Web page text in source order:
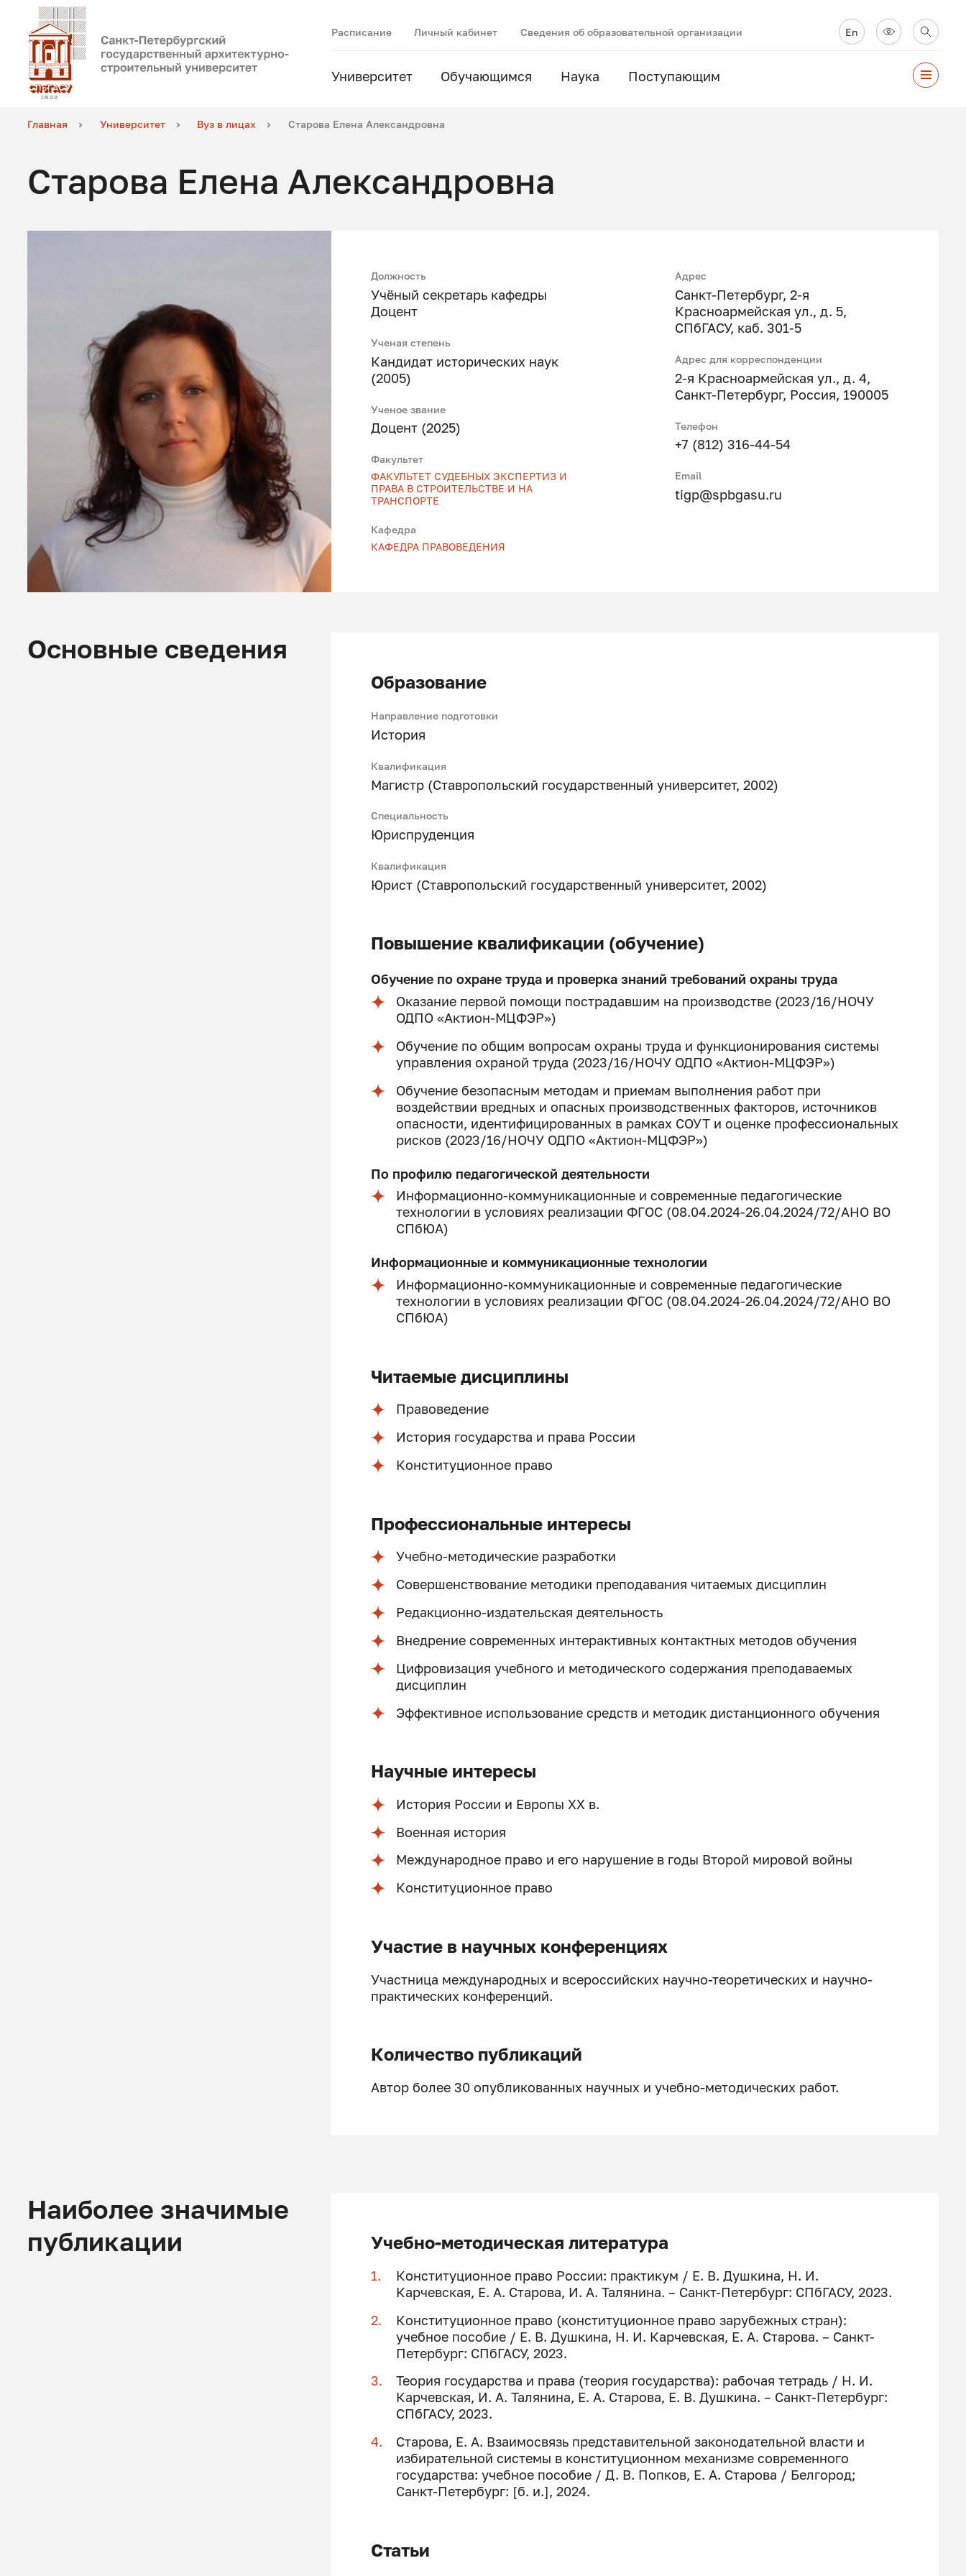
Расписание Личный кабинет Сведения об образовательной организации En
Университет Обучающимся Наука Поступающим
Главная Университет Вуз в лицах Старова Елена Александровна
Старова Елена Александровна
Должность
Учёный секретарь кафедры
Доцент
Ученая степень
Кандидат исторических наук
(2005)
Ученое звание
Доцент (2025)
Факультет
ФАКУЛЬТЕТ СУДЕБНЫХ ЭКСПЕРТИЗ И
ПРАВА В СТРОИТЕЛЬСТВЕ И НА
ТРАНСПОРТЕ
Кафедра
КАФЕДРА ПРАВОВЕДЕНИЯ
Адрес
Санкт-Петербург, 2-я
Красноармейская ул., д. 5,
СПбГАСУ, каб. 301-5
Адрес для корреспонденции
2-я Красноармейская ул., д. 4,
Санкт-Петербург, Россия, 190005
Телефон
+7 (812) 316-44-54
Email
tigp@spbgasu.ru
Основные сведения
Образование
Направление подготовки
История
Квалификация
Магистр (Ставропольский государственный университет, 2002)
Специальность
Юриспруденция
Квалификация
Юрист (Ставропольский государственный университет, 2002)
Повышение квалификации (обучение)
Обучение по охране труда и проверка знаний требований охраны труда
Оказание первой помощи пострадавшим на производстве (2023/16/НОЧУ
ОДПО «Актион-МЦФЭР»)
Обучение по общим вопросам охраны труда и функционирования системы
управления охраной труда (2023/16/НОЧУ ОДПО «Актион-МЦФЭР»)
Обучение безопасным методам и приемам выполнения работ при
воздействии вредных и опасных производственных факторов, источников
опасности, идентифицированных в рамках СОУТ и оценке профессиональных
рисков (2023/16/НОЧУ ОДПО «Актион-МЦФЭР»)
По профилю педагогической деятельности
Информационно-коммуникационные и современные педагогические
технологии в условиях реализации ФГОС (08.04.2024-26.04.2024/72/АНО ВО
СПбЮА)
Информационные и коммуникационные технологии
Информационно-коммуникационные и современные педагогические
технологии в условиях реализации ФГОС (08.04.2024-26.04.2024/72/АНО ВО
СПбЮА)
Читаемые дисциплины
Правоведение
История государства и права России
Конституционное право
Профессиональные интересы
Учебно-методические разработки
Совершенствование методики преподавания читаемых дисциплин
Редакционно-издательская деятельность
Внедрение современных интерактивных контактных методов обучения
Цифровизация учебного и методического содержания преподаваемых
дисциплин
Эффективное использование средств и методик дистанционного обучения
Научные интересы
История России и Европы XX в.
Военная история
Международное право и его нарушение в годы Второй мировой войны
Конституционное право
Участие в научных конференциях
Участница международных и всероссийских научно-теоретических и научно-
практических конференций.
Количество публикаций
Автор более 30 опубликованных научных и учебно-методических работ.
Наиболее значимые
публикации
Учебно-методическая литература
Конституционное право России: практикум / Е. В. Душкина, Н. И.
Карчевская, Е. А. Старова, И. А. Талянина. – Санкт-Петербург: СПбГАСУ, 2023.
Конституционное право (конституционное право зарубежных стран):
учебное пособие / Е. В. Душкина, Н. И. Карчевская, Е. А. Старова. – Санкт-
Петербург: СПбГАСУ, 2023.
Теория государства и права (теория государства): рабочая тетрадь / Н. И.
Карчевская, И. А. Талянина, Е. А. Старова, Е. В. Душкина. – Санкт-Петербург:
СПбГАСУ, 2023.
Старова, Е. А. Взаимосвязь представительной законодательной власти и
избирательной системы в конституционном механизме современного
государства: учебное пособие / Д. В. Попков, Е. А. Старова / Белгород;
Санкт-Петербург: [б. и.], 2024.
Статьи